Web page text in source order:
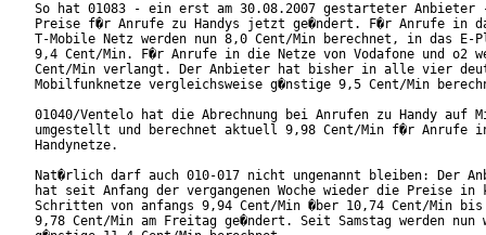
So hat 01083 - ein erst am 30.08.2007 gestarteter Anbieter
Preise f�r Anrufe zu Handys jetzt ge�ndert. F�r Anrufe in
T-Mobile Netz werden nun 8,0 Cent/Min berechnet, in das E-
9,4 Cent/Min. F�r Anrufe in die Netze von Vodafone und o2
Cent/Min verlangt. Der Anbieter hat bisher in alle vier
Mobilfunknetze vergleichsweise g�nstige 9,5 Cent/Min
01040/Ventelo hat die Abrechnung bei Anrufen zu Handy auf
umgestellt und berechnet aktuell 9,98 Cent/Min f�r Anrufe
Handynetze.
Nat�rlich darf auch 010-017 nicht ungenannt bleiben: Der
hat seit Anfang der vergangenen Woche wieder die Preise in
Schritten von anfangs 9,94 Cent/Min �ber 10,74 Cent/Min bis
9,78 Cent/Min am Freitag ge�ndert. Seit Samstag werden nun